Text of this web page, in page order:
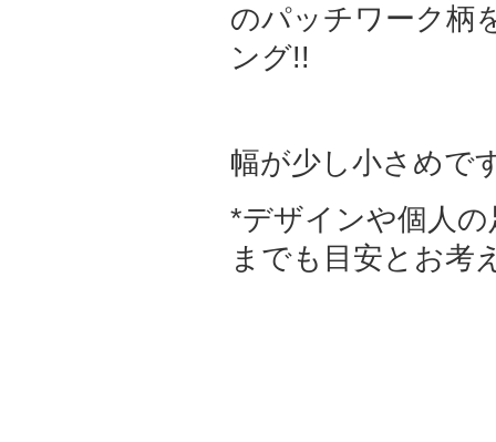
のパッチワーク柄
ング!!
幅が少し小さめで
*デザインや個人
までも目安とお考